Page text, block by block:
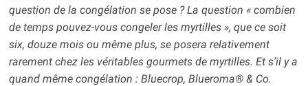
question de la congélation se pose ? La question « combien
de temps pouvez-vous congeler les myrtilles », que ce soit
six, douze mois ou même plus, se posera relativement
rarement chez les véritables gourmets de myrtilles. Et s’il y a
quand même congélation : Bluecrop, Blueroma® & Co.